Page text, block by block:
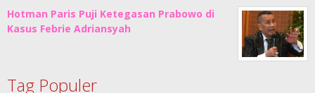
Hotman Paris Puji Ketegasan Prabowo di
Kasus Febrie Adriansyah
Tag Populer